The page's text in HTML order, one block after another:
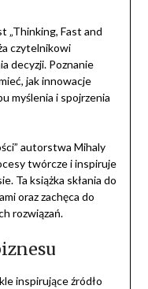
„Thinking, Fast and
czytelnikowi
decyzji. Poznanie
jak innowacje
myślenia i spojrzenia
autorstwa Mihaly
twórcze i inspiruje
Ta książka skłania do
oraz zachęca do
rozwiązań.
inspirujące źródło